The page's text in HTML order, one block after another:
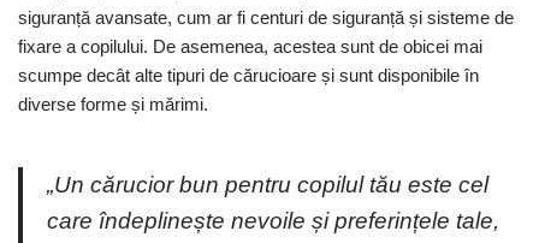
siguranță avansate, cum ar fi centuri de siguranță și sisteme de
fixare a copilului. De asemenea, acestea sunt de obicei mai
scumpe decât alte tipuri de cărucioare și sunt disponibile în
diverse forme și mărimi.
„Un cărucior bun pentru copilul tău este cel
care îndeplinește nevoile și preferințele tale,